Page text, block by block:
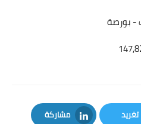
- بورصة
تغريد مشاركة